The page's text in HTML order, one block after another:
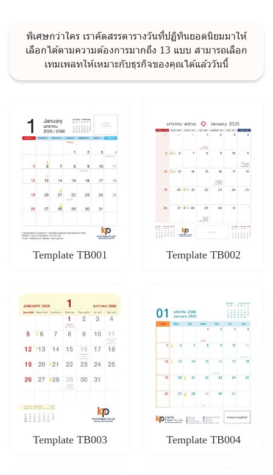
พิเศษกว่าใคร เราคัดสรรตารางวันที่ปฏิทินยอดนิยมมาให้
เลือกได้ตามความต้องการมากถึง 13 แบบ สามารถเลือก
เทมเพลทให้เหมาะกับธุรกิจของคุณได้แล้ววันนี้
Template TB001 Template TB002
Template TB003 Template TB004